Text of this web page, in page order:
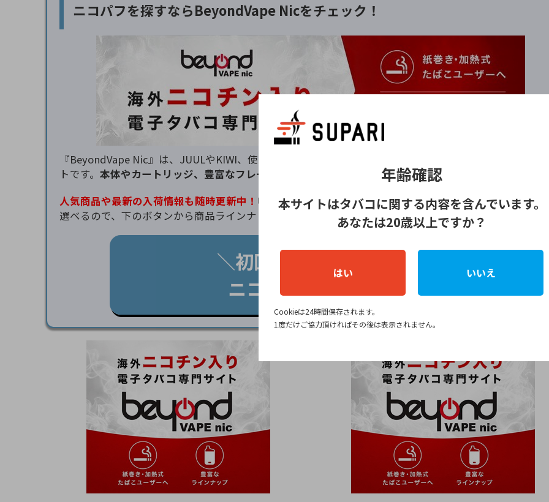
ニコパフを探すならBeyondVape Nicをチェック！
『BeyondVape Nic』は、JUULやKIWI、使い捨て電子タバコなど、ニコチン入りの商品を取り扱う通販
トです。 本体やカートリッジ、豊富なフレーバーから、自分に合ったニコパフを探せます
人気商品や最新の入荷情報も随時更新中！ 吸いごたえやデバイスの形状、好みのフレーバーを比較しな
選べるので、下のボタンから商品ラインナップをチェックしてみてください！
＼初回購入15％オフ／
ニコパフを購入する
年齢確認
本サイトはタバコに関する内容を含んでいます。
あなたは20歳以上ですか？
はい いいえ
Cookieは24時間保存されます。
1度だけご協力頂ければその後は表示されません。